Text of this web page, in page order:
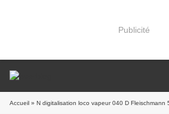
Publicité
Accueil » N digitalisation loco vapeur 040 D Fleischmann